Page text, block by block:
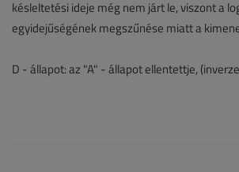
késleltetési ideje még nem járt le, viszont a
egyidejűségének megszűnése miatt a
D - állapot: az "A" - állapot ellentettje,